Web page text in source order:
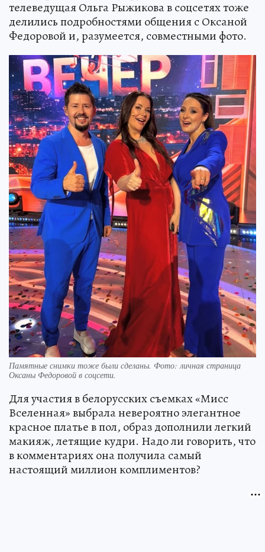
телеведущая Ольга Рыжикова в соцсетях тоже
делились подробностями общения с Оксаной
Федоровой и, разумеется, совместными фото.
Памятные снимки тоже были сделаны. Фото: личная страница
Оксаны Федоровой в соцсети.
Для участия в белорусских съемках «Мисс
Вселенная» выбрала невероятно элегантное
красное платье в пол, образ дополнили легкий
макияж, летящие кудри. Надо ли говорить, что
в комментариях она получила самый
настоящий миллион комплиментов?